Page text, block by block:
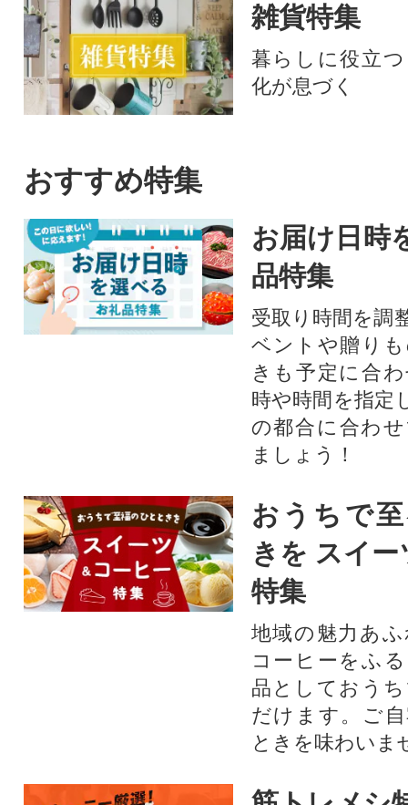
雑貨特集
暮らしに役立
化が息づく
おすすめ特集
お届け日時
品特集
受取り時間を調
ベントや贈り
きも予定に合
時や時間を指定
の都合に合わ
ましょう！
おうちで
きを スイ
特集
地域の魅力あ
コーヒーをふ
品としておう
だけます。ご
ときを味わいま